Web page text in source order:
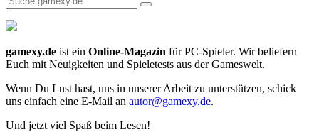
gamexy.de ist ein Online-Magazin für PC-Spieler. Wir beliefern
Euch mit Neuigkeiten und Spieletests aus der Gameswelt.
Wenn Du Lust hast, uns in unserer Arbeit zu unterstützen, schick
uns einfach eine E-Mail an autor@gamexy.de.
Und jetzt viel Spaß beim Lesen!